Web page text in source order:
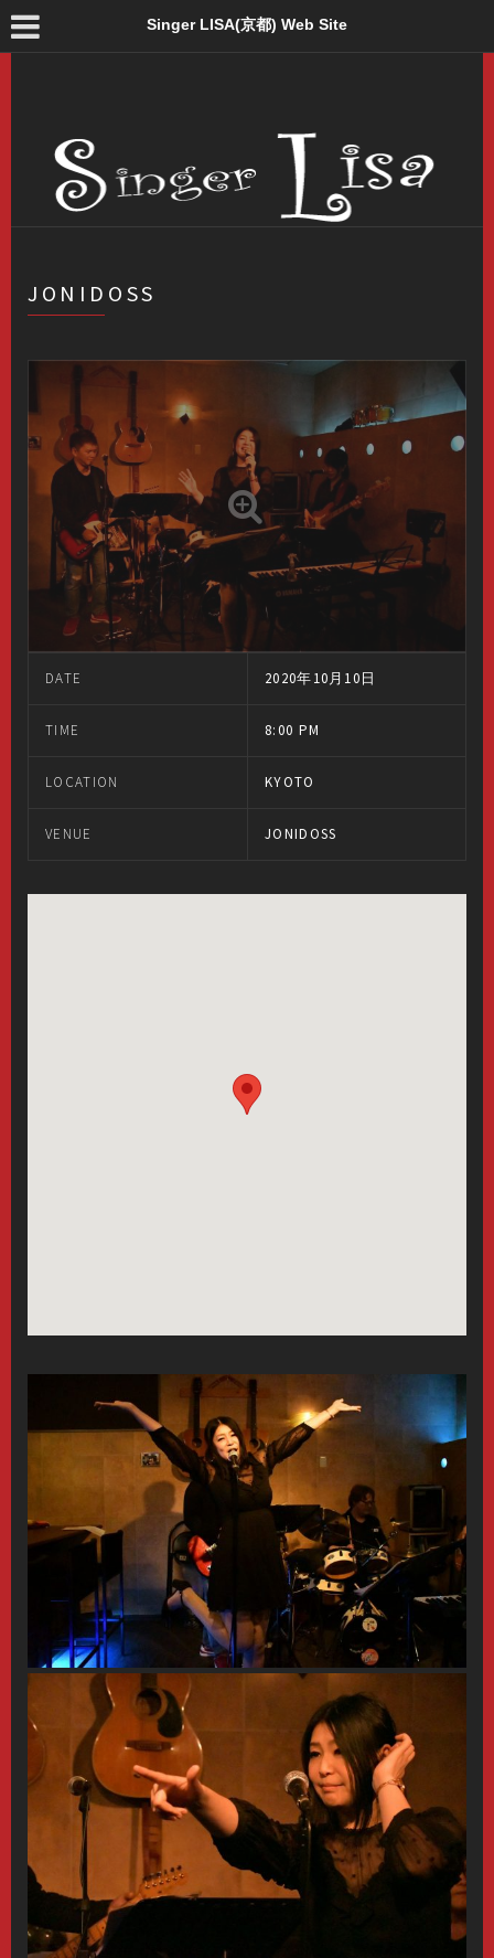
Singer LISA(京都) Web Site
JONIDOSS
DATE 2020年10月10日
TIME 8:00 PM
LOCATION KYOTO
VENUE JONIDOSS